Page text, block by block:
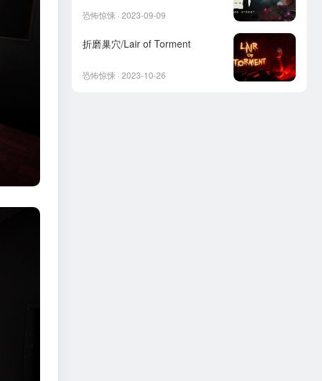
恐怖惊悚 · 2023-09-09
折磨巢穴/Lair of Torment
恐怖惊悚 · 2023-10-26